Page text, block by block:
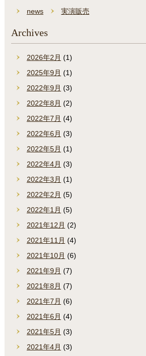
news 実演販売
Archives
2026年2月 (1)
2025年9月 (1)
2022年9月 (3)
2022年8月 (2)
2022年7月 (4)
2022年6月 (3)
2022年5月 (1)
2022年4月 (3)
2022年3月 (1)
2022年2月 (5)
2022年1月 (5)
2021年12月 (2)
2021年11月 (4)
2021年10月 (6)
2021年9月 (7)
2021年8月 (7)
2021年7月 (6)
2021年6月 (4)
2021年5月 (3)
2021年4月 (3)